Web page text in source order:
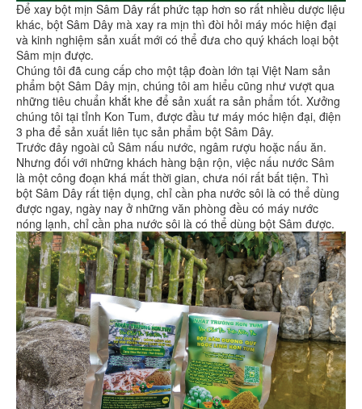
Để xay bột mịn Sâm Dây rất phức tạp hơn so rất nhiều dược liệu
khác, bột Sâm Dây mà xay ra mịn thì đòi hỏi máy móc hiện đại
và kinh nghiệm sản xuất mới có thể đưa cho quý khách loại bột
Sâm mịn được.
Chúng tôi đã cung cấp cho một tập đoàn lớn tại Việt Nam sản
phẩm bột Sâm Dây mịn, chúng tôi am hiểu cũng như vượt qua
những tiêu chuẩn khắt khe để sản xuất ra sản phẩm tốt. Xưởng
chúng tôi tại tỉnh Kon Tum, được đầu tư máy móc hiện đại, điện
3 pha để sản xuất liên tục sản phẩm bột Sâm Dây.
Trước đây ngoài củ Sâm nấu nước, ngâm rượu hoặc nấu ăn.
Nhưng đối với những khách hàng bận rộn, việc nấu nước Sâm
là một công đoạn khá mất thời gian, chưa nói rất bất tiện. Thì
bột Sâm Dây rất tiện dụng, chỉ cần pha nước sôi là có thể dùng
được ngay, ngày nay ở những văn phòng đều có máy nước
nóng lạnh, chỉ cần pha nước sôi là có thể dùng bột Sâm được.